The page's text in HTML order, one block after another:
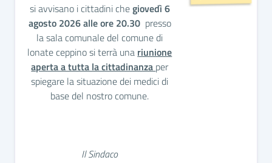
si avvisano i cittadini chegiovedì 6
agosto 2026 alle ore 20.30 presso
la sala comunale del comune di
lonate ceppino si terrà una riunione
aperta a tutta la cittadinanza per
spiegare la situazione dei medici di
base del nostro comune.
Il Sindaco